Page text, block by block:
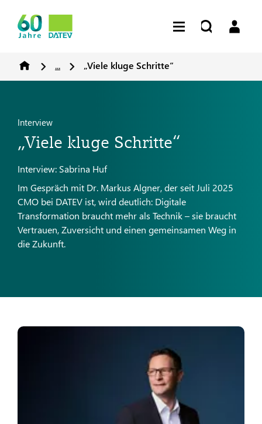
... „Viele kluge Schritte“
Interview
„Viele kluge Schritte“
Interview: Sabrina Huf
Im Gespräch mit Dr. Markus Algner, der seit Juli 2025
CMO bei DATEV ist, wird deutlich: Digitale
Transformation braucht mehr als Technik – sie braucht
Vertrauen, Zuversicht und einen gemeinsamen Weg in
die Zukunft.